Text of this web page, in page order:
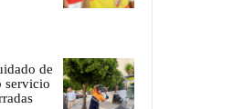
de
servicio